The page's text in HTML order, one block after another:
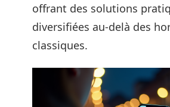
offrant des solutions
diversifiées au-delà des
classiques.